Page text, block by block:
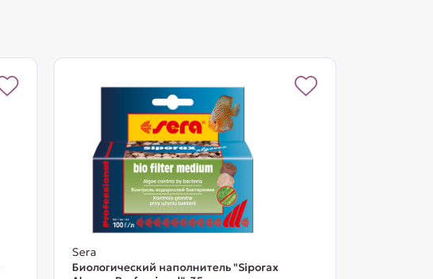
Sera
Биологический наполнитель "Siporax